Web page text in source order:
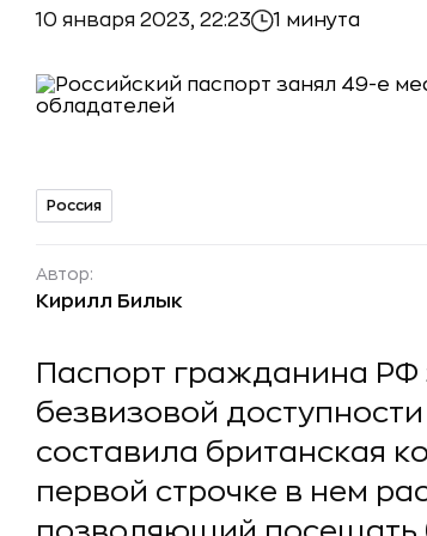
10 января 2023, 22:23 1 минута
Россия
Автор:
Кирилл Билык
Паспорт гражданина РФ
безвизовой
составила британская
первой строчке в нем